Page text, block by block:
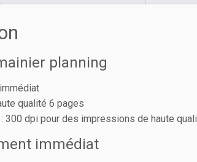
planning
qualité 6 pages
300 dpi pour des impressions de haute
immédiat